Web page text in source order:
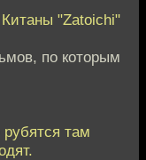
"Zatoichi"
по которым
там